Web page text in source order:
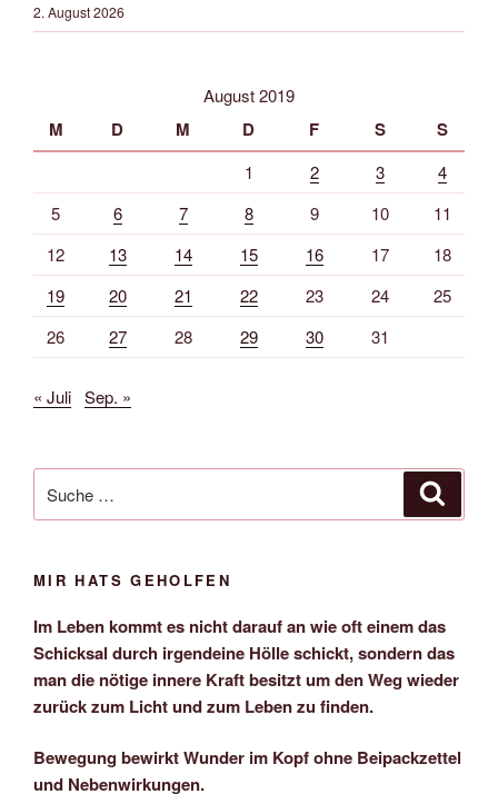
2. August 2026
August 2019
M D M D F S S
1 2 3
4
5
6 7 8 9 10
11
12
13 14 15 16 17
18
19
20 21 22 23 24
25
26
27 28 29 30 31
« Juli Sep. »
nach:
MIR HATS GEHOLFEN
Im Leben kommt es nicht darauf an wie oft einem das
Schicksal durch irgendeine Hölle schickt, sondern das
man die nötige innere Kraft besitzt um den Weg wieder
zurück zum Licht und zum Leben zu finden.
Bewegung bewirkt Wunder im Kopf ohne Beipackzettel
und Nebenwirkungen.